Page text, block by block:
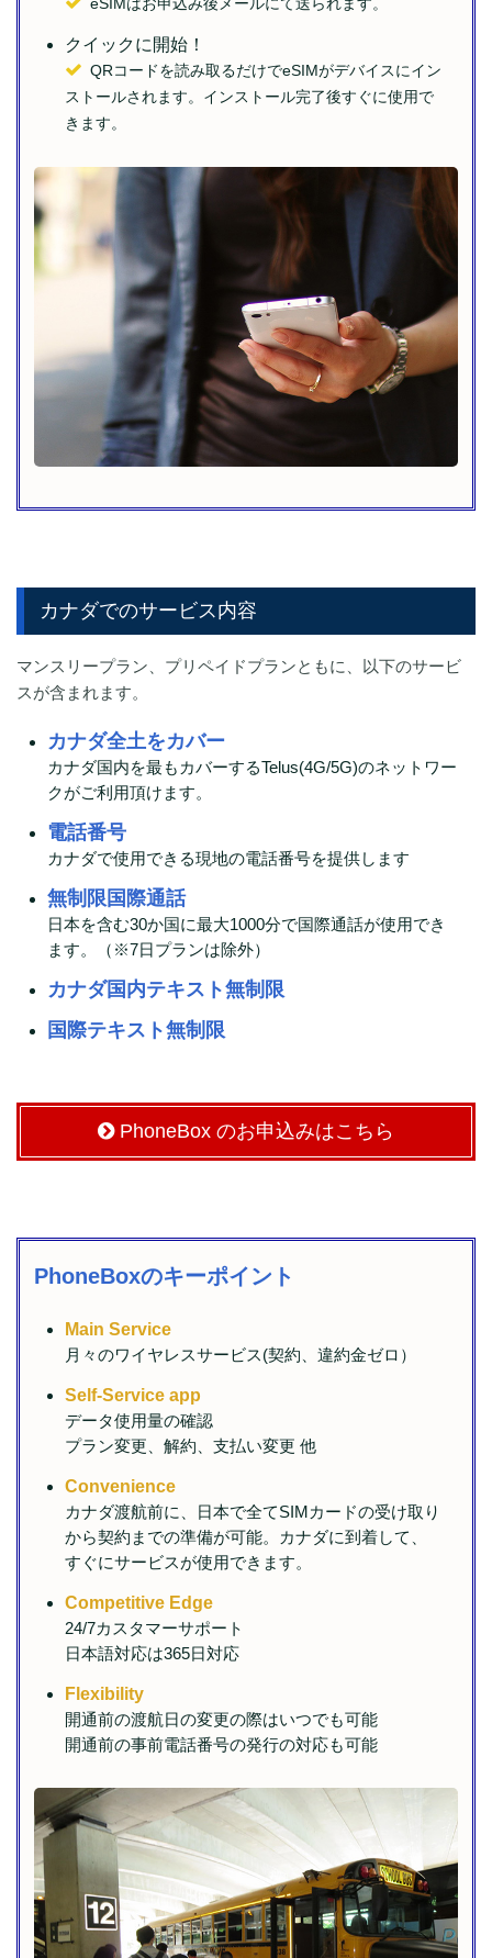
クイックに開始！
QRコードを読み取るだけでeSIMがデバイスにイン
ストールされます。 インストール完了後すぐに使用で
きます。
カナダでのサービス内容
マンスリープラン、プリペイドプランともに、以下のサービ
スが含まれます。
カナダ全土をカバー
カナダ国内を最もカバーするTelus(4G/5G)のネットワー
クがご利⽤頂けます。
電話番号
カナダで使⽤できる現地の電話番号を提供します
無制限国際通話
⽇本を含む30か国に最⼤1000分で国際通話が使⽤でき
ます。（※7⽇プランは除外）
カナダ国内テキスト無制限
国際テキスト無制限
PhoneBox のお申込みはこちら
PhoneBoxのキーポイント
Main Service
⽉々のワイヤレスサービス(契約、違約⾦ゼロ）
Self-Service app
データ使⽤量の確認
プラン変更、解約、⽀払い変更 他
Convenience
カナダ渡航前に、⽇本で全てSIMカードの受け取り
から契約までの準備が可能。カナダに到着して、
すぐにサービスが使⽤できます。
Competitive Edge
24/7カスタマーサポート
⽇本語対応は365⽇対応
Flexibility
開通前の渡航⽇の変更の際はいつでも可能
開通前の事前電話番号の発⾏の対応も可能